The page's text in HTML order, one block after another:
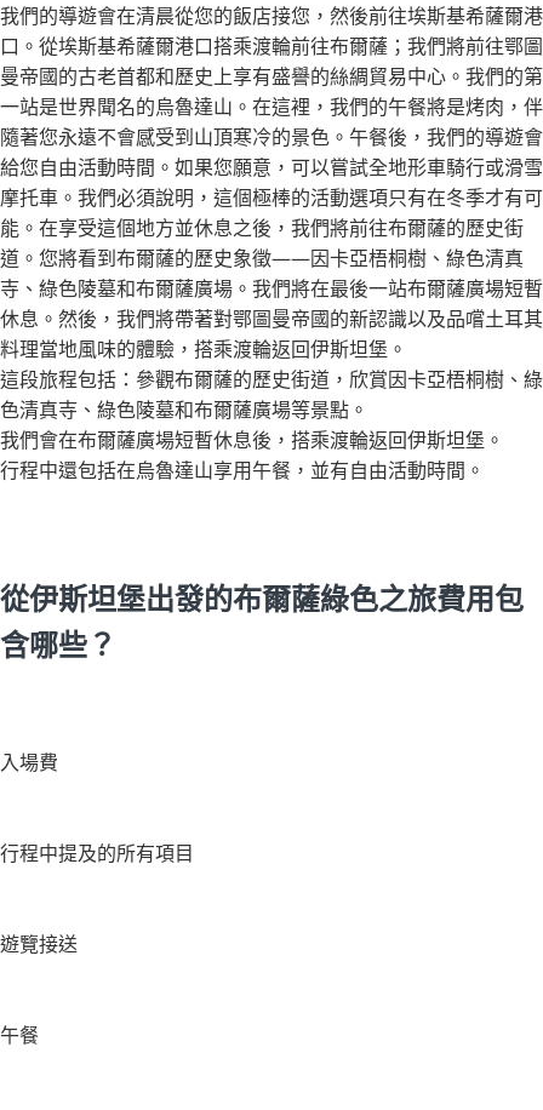
我們的導遊會在清晨從您的飯店接您，然後前往埃斯基希薩爾港
口。從埃斯基希薩爾港口搭乘渡輪前往布爾薩；我們將前往鄂圖
曼帝國的古老首都和歷史上享有盛譽的絲綢貿易中心。我們的第
一站是世界聞名的烏魯達山。在這裡，我們的午餐將是烤肉，伴
隨著您永遠不會感受到山頂寒冷的景色。午餐後，我們的導遊會
給您自由活動時間。如果您願意，可以嘗試全地形車騎行或滑雪
摩托車。我們必須說明，這個極棒的活動選項只有在冬季才有可
能。在享受這個地方並休息之後，我們將前往布爾薩的歷史街
道。您將看到布爾薩的歷史象徵——因卡亞梧桐樹、綠色清真
寺、綠色陵墓和布爾薩廣場。我們將在最後一站布爾薩廣場短暫
休息。然後，我們將帶著對鄂圖曼帝國的新認識以及品嚐土耳其
料理當地風味的體驗，搭乘渡輪返回伊斯坦堡。
這段旅程包括：參觀布爾薩的歷史街道，欣賞因卡亞梧桐樹、綠
色清真寺、綠色陵墓和布爾薩廣場等景點。
我們會在布爾薩廣場短暫休息後，搭乘渡輪返回伊斯坦堡。
行程中還包括在烏魯達山享用午餐，並有自由活動時間。
從伊斯坦堡出發的布爾薩綠色之旅費用包
含哪些？
入場費
行程中提及的所有項目
遊覽接送
午餐